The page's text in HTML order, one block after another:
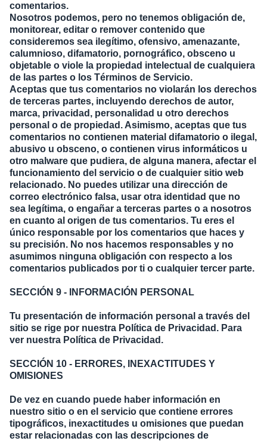
comentarios.
Nosotros podemos, pero no tenemos obligación de,
monitorear, editar o remover contenido que
consideremos sea ilegítimo, ofensivo, amenazante,
calumnioso, difamatorio, pornográfico, obsceno u
objetable o viole la propiedad intelectual de cualquiera
de las partes o los Términos de Servicio.
Aceptas que tus comentarios no violarán los derechos
de terceras partes, incluyendo derechos de autor,
marca, privacidad, personalidad u otro derechos
personal o de propiedad. Asimismo, aceptas que tus
comentarios no contienen material difamatorio o ilegal,
abusivo u obsceno, o contienen virus informáticos u
otro malware que pudiera, de alguna manera, afectar el
funcionamiento del servicio o de cualquier sitio web
relacionado. No puedes utilizar una dirección de
correo electrónico falsa, usar otra identidad que no
sea legítima, o engañar a terceras partes o a nosotros
en cuanto al origen de tus comentarios. Tu eres el
único responsable por los comentarios que haces y
su precisión. No nos hacemos responsables y no
asumimos ninguna obligación con respecto a los
comentarios publicados por ti o cualquier tercer parte.
SECCIÓN 9 - INFORMACIÓN PERSONAL
Tu presentación de información personal a través del
sitio se rige por nuestra Política de Privacidad. Para
ver nuestra Política de Privacidad.
SECCIÓN 10 - ERRORES, INEXACTITUDES Y
OMISIONES
De vez en cuando puede haber información en
nuestro sitio o en el servicio que contiene errores
tipográficos, inexactitudes u omisiones que puedan
estar relacionadas con las descripciones de